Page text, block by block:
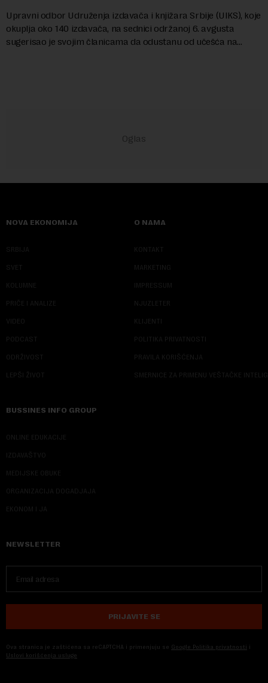
Upravni odbor Udruženja izdavača i knjižara Srbije (UIKS), koje
okuplja oko 140 izdavača, na sednici održanoj 6. avgusta
sugerisao je svojim članicama da odustanu od učešća na
NOVA EKONOMIJA
SRBIJA
SVET
KOLUMNE
PRIČE I ANALIZE
VIDEO
PODCAST
ODRŽIVOST
LEPŠI ŽIVOT
O NAMA
KONTAKT
MARKETING
IMPRESSUM
NJUZLETER
KLIJENTI
POLITIKA PRIVATNOSTI
PRAVILA KORIŠĆENJA
SMERNICE ZA PRIMENU VEŠTAČKE
BUSSINES INFO GROUP
ONLINE EDUKACIJE
IZDAVAŠTVO
MEDIJSKE OBUKE
ORGANIZACIJA DOGADJAJA
EKONOM I JA
NEWSLETTER
PRIJAVITE SE
Ova stranica je zaštićena sa reCAPTCHA i primenjuju se Google Politika privatnosti i
Uslovi korišćenja usluge